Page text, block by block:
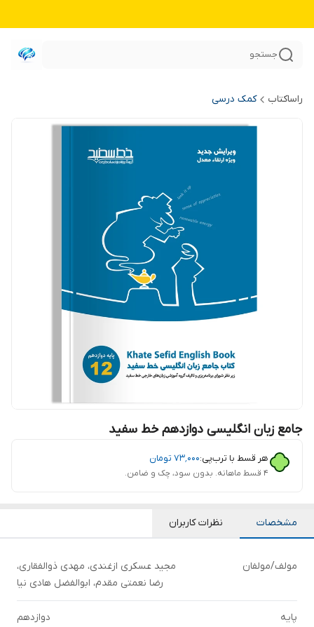
جستجو
راساکتاب کمک درسی
جامع زبان انگلیسی دوازدهم خط سفید
هر قسط با ترب‌پی:۷۳٬۰۰۰ تومان
۴ قسط ماهانه. بدون سود، چک و ضامن.
مشخصات نظرات کاربران
مولف/مولفان
مجید عسکری ازغندی، مهدی ذوالفقاری،
رضا نعمتی مقدم، ابوالفضل هادی نیا
پایه دوازدهم